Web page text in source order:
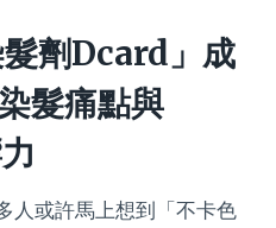
劑Dcard」成
髮痛點與
人或許馬上想到「不卡色